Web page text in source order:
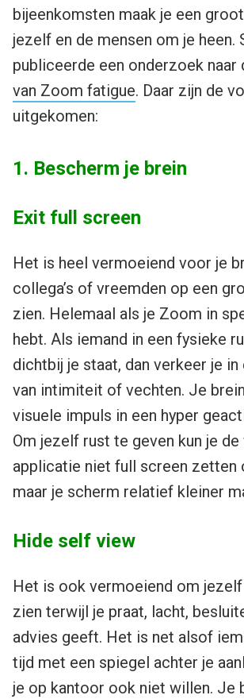
bijeenkomsten maak je een
jezelf en de mensen om je heen.
publiceerde een onderzoek naar
van Zoom fatigue. Daar zijn de
uitgekomen:
1. Bescherm je brein
Exit full screen
Het is heel vermoeiend voor je
collega’s of vreemden op een
zien. Helemaal als je Zoom in
hebt. Als iemand in een fysieke
dichtbij je staat, dan verkeer je
van intimiteit of vechten. Je
visuele impuls in een hyper
Om jezelf rust te geven kun je
applicatie niet full screen zetten
maar je scherm relatief kleiner
Hide self view
Het is ook vermoeiend om
zien terwijl je praat, lacht,
advies geeft. Het is net alsof
tijd met een spiegel achter je
je op kantoor ook niet willen. Je